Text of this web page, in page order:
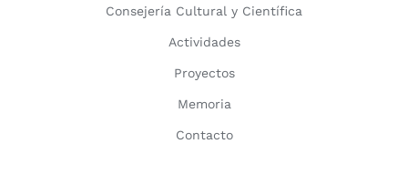
Consejería Cultural y Científica
Actividades
Proyectos
Memoria
Contacto